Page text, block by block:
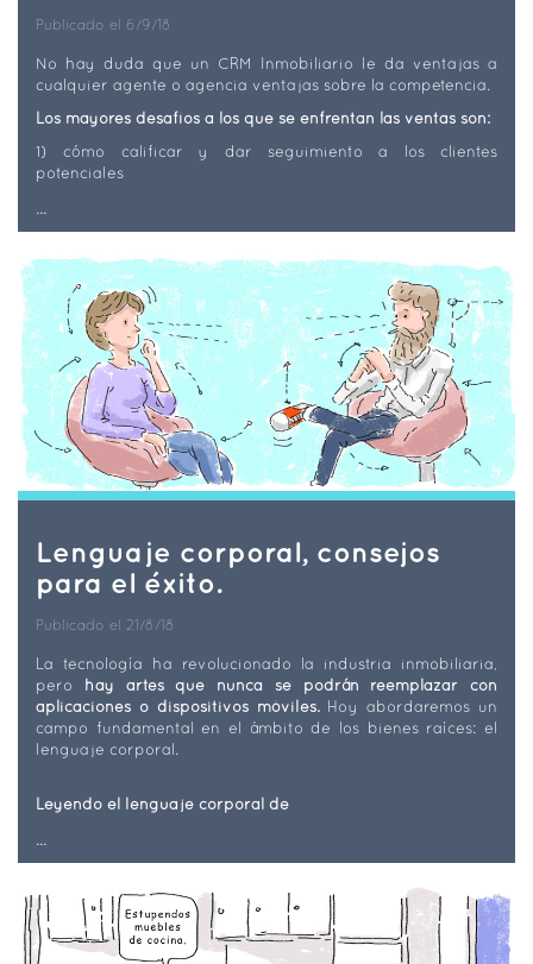
Publicado el 6/9/18
No hay duda que un CRM Inmobiliario le da ventajas a
cualquier agente o agencia ventajas sobre la competencia.
Los mayores desafíos a los que se enfrentan las ventas son:
1) cómo calificar y dar seguimiento a los clientes
potenciales
...
Lenguaje corporal, consejos
para el éxito.
Publicado el 21/8/18
La tecnología ha revolucionado la industria inmobiliaria,
pero hay artes que nunca se podrán reemplazar con
aplicaciones o dispositivos móviles.Hoy abordaremos un
campo fundamental en el ámbito de los bienes raíces: el
lenguaje corporal.
Leyendo el lenguaje corporal de
...